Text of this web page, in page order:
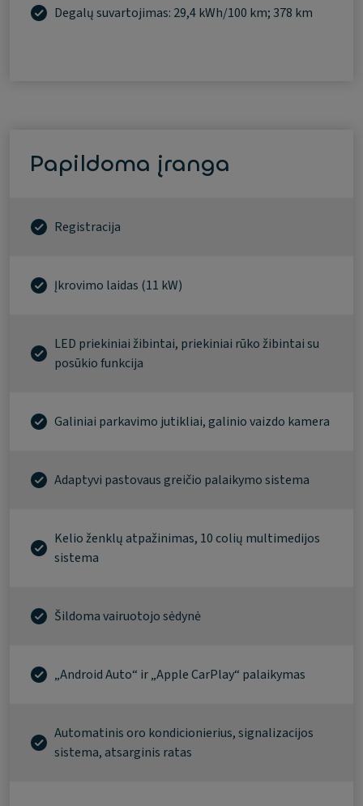
Degalų suvartojimas: 29,4 kWh/100 km; 378 km
Papildoma įranga
Registracija
Įkrovimo laidas (11 kW)
LED priekiniai žibintai, priekiniai rūko žibintai su
posūkio funkcija
Galiniai parkavimo jutikliai, galinio vaizdo kamera
Adaptyvi pastovaus greičio palaikymo sistema
Kelio ženklų atpažinimas, 10 colių multimedijos
sistema
Šildoma vairuotojo sėdynė
„Android Auto“ ir „Apple CarPlay“ palaikymas
Automatinis oro kondicionierius, signalizacijos
sistema, atsarginis ratas